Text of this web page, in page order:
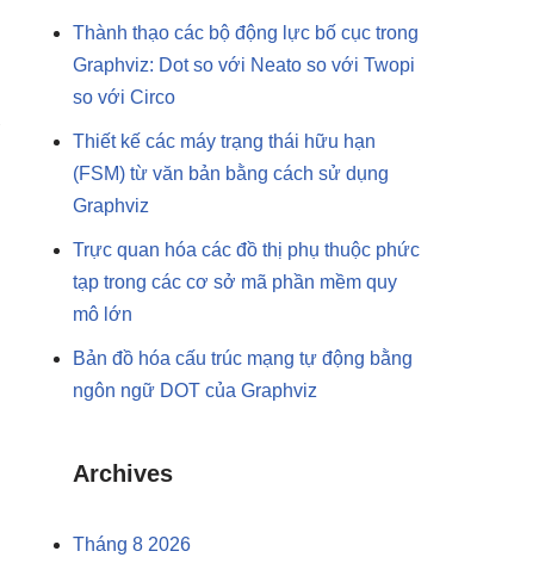
Thành thạo các bộ động lực bố cục trong
Graphviz: Dot so với Neato so với Twopi
so với Circo
Thiết kế các máy trạng thái hữu hạn
(FSM) từ văn bản bằng cách sử dụng
Graphviz
Trực quan hóa các đồ thị phụ thuộc phức
tạp trong các cơ sở mã phần mềm quy
mô lớn
Bản đồ hóa cấu trúc mạng tự động bằng
ngôn ngữ DOT của Graphviz
Archives
Tháng 8 2026